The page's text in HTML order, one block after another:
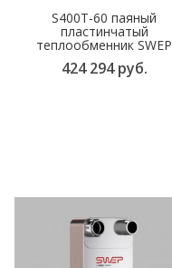
S400T-60 паяный
пластинчатый
теплообменник SWEP
424 294 руб.